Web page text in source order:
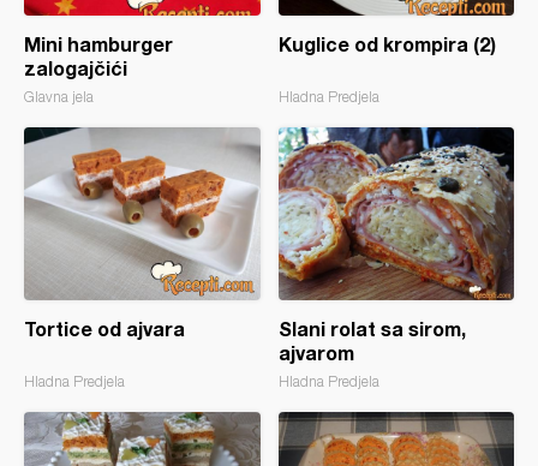
Mini hamburger
zalogajčići
Glavna jela
Kuglice od krompira (2)
Hladna Predjela
Tortice od ajvara
Hladna Predjela
Slani rolat sa sirom,
ajvarom
Hladna Predjela